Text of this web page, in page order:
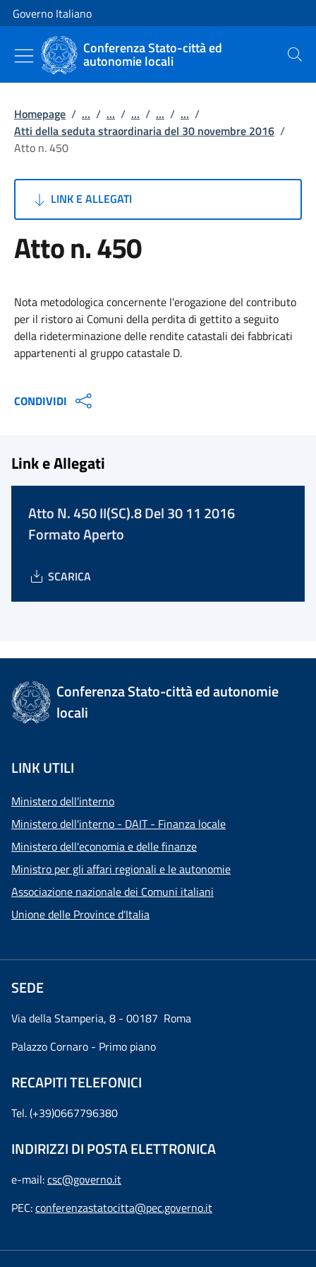
Vai al contenuto
Vai alla navigazione del sito
Governo Italiano
Conferenza Stato-città ed
autonomie locali Cerca
Homepage / ... / ... / ... / ... / ... /
Atti della seduta straordinaria del 30 novembre 2016 /
Atto n. 450
LINK E ALLEGATI
Atto n. 450
Nota metodologica concernente l'erogazione del contributo
per il ristoro ai Comuni della perdita di gettito a seguito
della rideterminazione delle rendite catastali dei fabbricati
appartenenti al gruppo catastale D.
CONDIVIDI
Link e Allegati
Atto N. 450 II(SC).8 Del 30 11 2016
Formato Aperto
SCARICA
Conferenza Stato-città ed autonomie
locali
LINK UTILI
Ministero dell'interno
Ministero dell'interno - DAIT - Finanza locale
Ministero dell'economia e delle finanze
Ministro per gli affari regionali e le autonomie
Associazione nazionale dei Comuni italiani
Unione delle Province d'Italia
SEDE
Via della Stamperia, 8 - 00187 Roma
Palazzo Cornaro - Primo piano
RECAPITI TELEFONICI
Tel. (+39)0667796380
INDIRIZZI DI POSTA ELETTRONICA
e-mail:csc@governo.it
PEC:conferenzastatocitta@pec.governo.it